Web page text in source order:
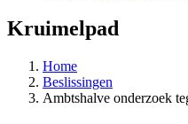
Kruimelpad
Home
Beslissingen
Ambtshalve onderzoek